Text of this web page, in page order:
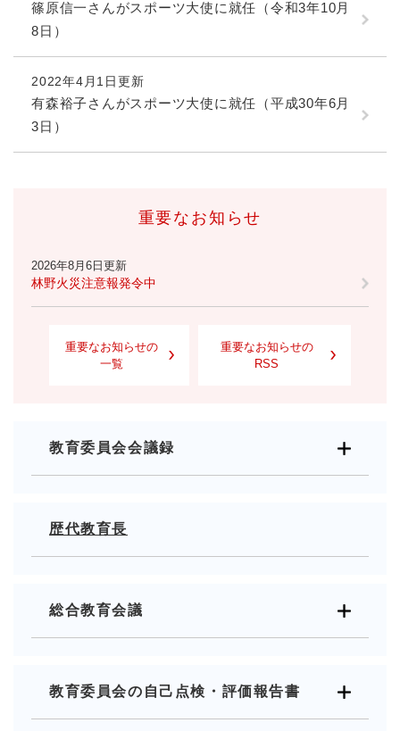
篠原信一さんがスポーツ大使に就任（令和3年10月
8日）
2022年4月1日更新
有森裕子さんがスポーツ大使に就任（平成30年6月
3日）
重要なお知らせ
2026年8月6日更新
林野火災注意報発令中
重要なお知らせの
一覧
重要なお知らせの
RSS
教育委員会会議録
歴代教育長
総合教育会議
教育委員会の自己点検・評価報告書